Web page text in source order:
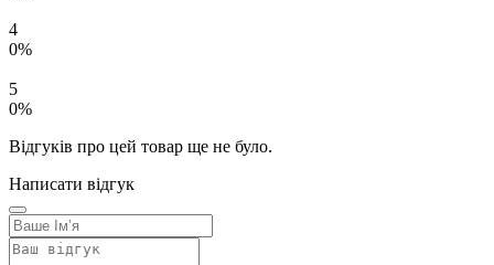
4
0%
5
0%
Відгуків про цей товар ще не було.
Написати відгук